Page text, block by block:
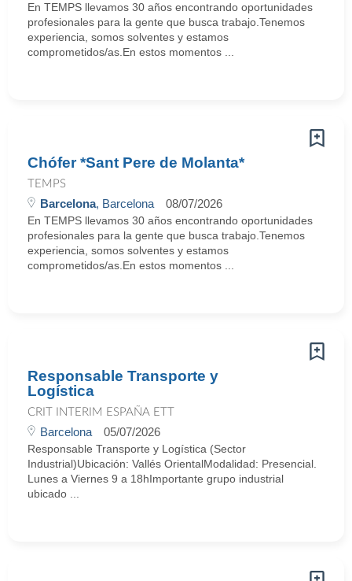
En TEMPS llevamos 30 años encontrando oportunidades
profesionales para la gente que busca trabajo.Tenemos
experiencia, somos solventes y estamos
comprometidos/as.En estos momentos ...
Chófer *Sant Pere de Molanta*
TEMPS
Barcelona, Barcelona 08/07/2026
En TEMPS llevamos 30 años encontrando oportunidades
profesionales para la gente que busca trabajo.Tenemos
experiencia, somos solventes y estamos
comprometidos/as.En estos momentos ...
Responsable Transporte y
Logística
CRIT INTERIM ESPAÑA ETT
Barcelona 05/07/2026
Responsable Transporte y Logística (Sector
Industrial)Ubicación: Vallés OrientalModalidad: Presencial.
Lunes a Viernes 9 a 18hImportante grupo industrial
ubicado ...